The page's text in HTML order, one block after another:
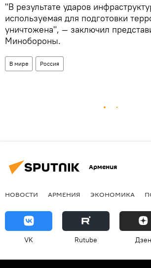
"В результате ударов
используемая для подготовки
уничтожена", — заключил
Минобороны.
В мире Россия
Армения
НОВОСТИ АРМЕНИЯ ЭКОНОМИКА
VK Rutube Дзен